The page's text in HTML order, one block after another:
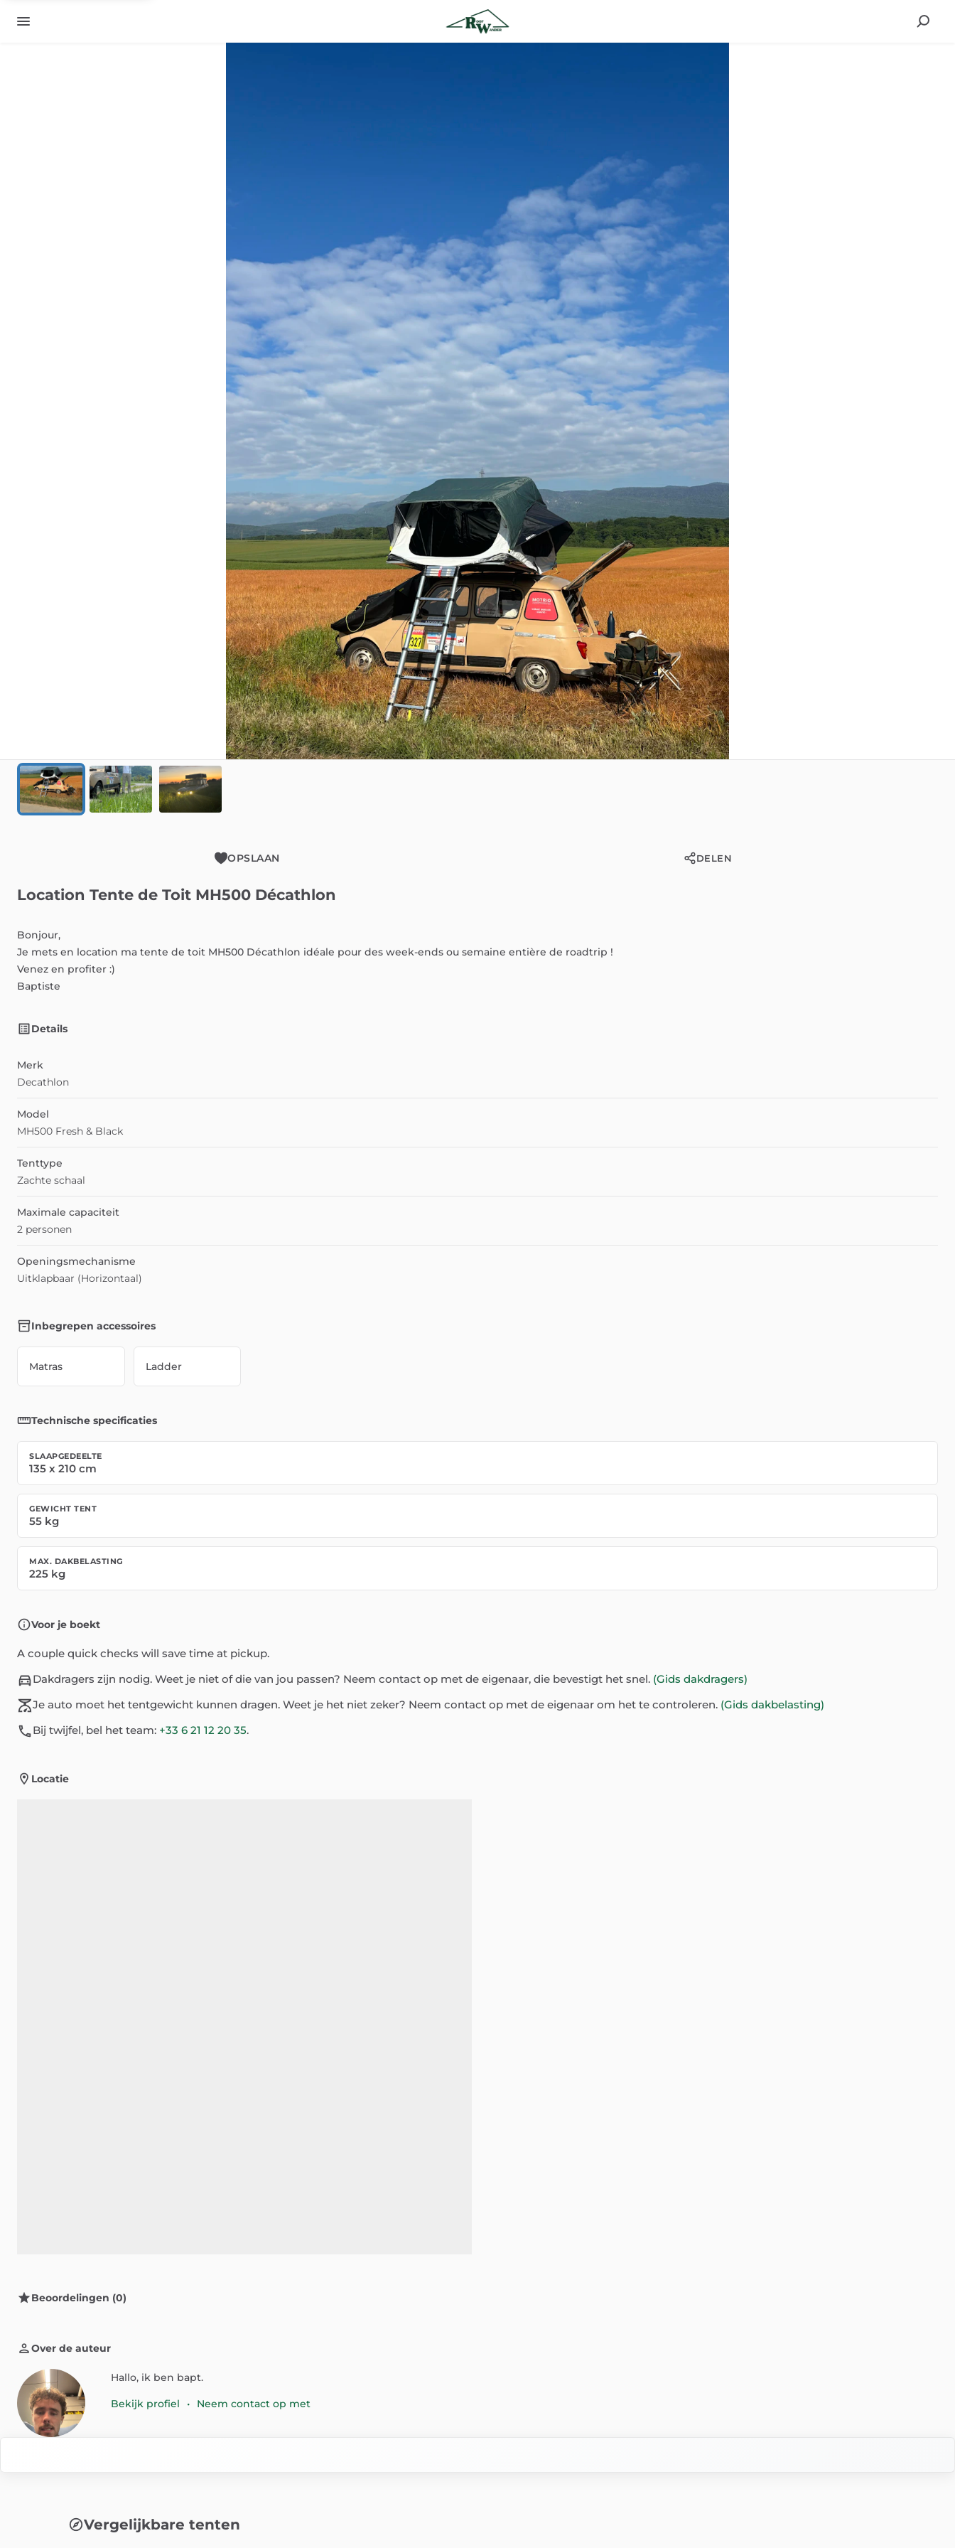
OPSLAAN DELEN
Location Tente de Toit MH500 Décathlon
Bonjour,
Je mets en location ma tente de toit MH500 Décathlon idéale pour des week-ends ou semaine entière de roadtrip !
Venez en profiter :)
Baptiste
Details
Merk
Decathlon
Model
MH500 Fresh & Black
Tenttype
Zachte schaal
Maximale capaciteit
2 personen
Openingsmechanisme
Uitklapbaar (Horizontaal)
Inbegrepen accessoires
Matras Ladder
Technische specificaties
SLAAPGEDEELTE
135 x 210 cm
GEWICHT TENT
55 kg
MAX. DAKBELASTING
225 kg
Voor je boekt
A couple quick checks will save time at pickup.
Dakdragers zijn nodig. Weet je niet of die van jou passen? Neem contact op met de eigenaar, die bevestigt het snel. (Gids dakdragers)
Je auto moet het tentgewicht kunnen dragen. Weet je het niet zeker? Neem contact op met de eigenaar om het te controleren. (Gids dakbelasting)
Bij twijfel, bel het team: +33 6 21 12 20 35.
Locatie
Beoordelingen (0)
Over de auteur
Hallo, ik ben bapt.
Bekijk profiel • Neem contact op met
Vergelijkbare tenten